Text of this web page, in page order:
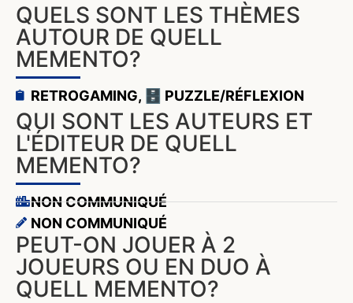
QUELS SONT LES THÈMES
AUTOUR DE QUELL
MEMENTO?
RETROGAMING, 🗄️ PUZZLE/RÉFLEXION
QUI SONT LES AUTEURS ET
L'ÉDITEUR DE QUELL
MEMENTO?
NON COMMUNIQUÉ
NON COMMUNIQUÉ
PEUT-ON JOUER À 2
JOUEURS OU EN DUO À
QUELL MEMENTO?